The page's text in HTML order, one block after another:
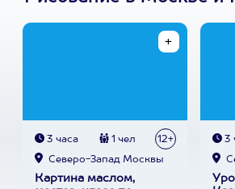
3 часа 1 чел 12+
Северо-Запад Москвы
Картина маслом,
3